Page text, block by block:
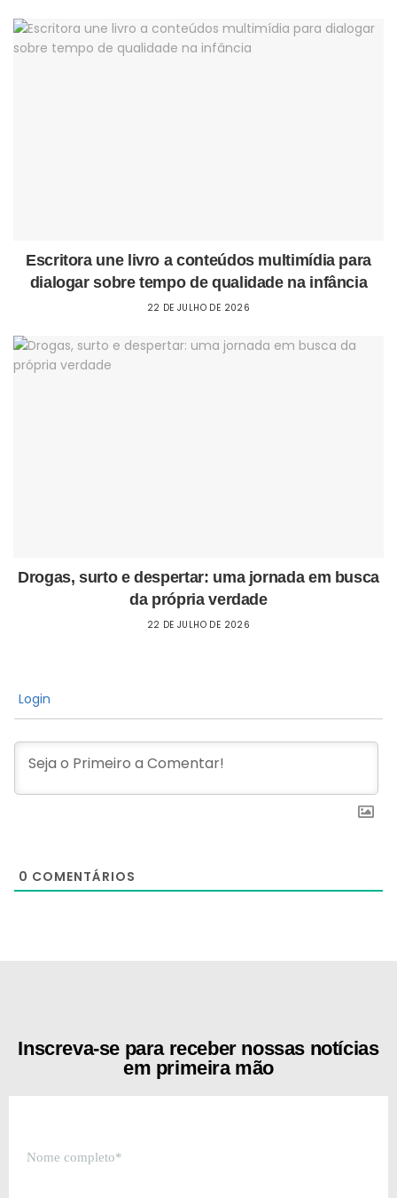
Escritora une livro a conteúdos multimídia para
dialogar sobre tempo de qualidade na infância
22 DE JULHO DE 2026
Drogas, surto e despertar: uma jornada em busca
da própria verdade
22 DE JULHO DE 2026
Login
0 COMENTÁRIOS
Inscreva-se para receber nossas notícias
em primeira mão